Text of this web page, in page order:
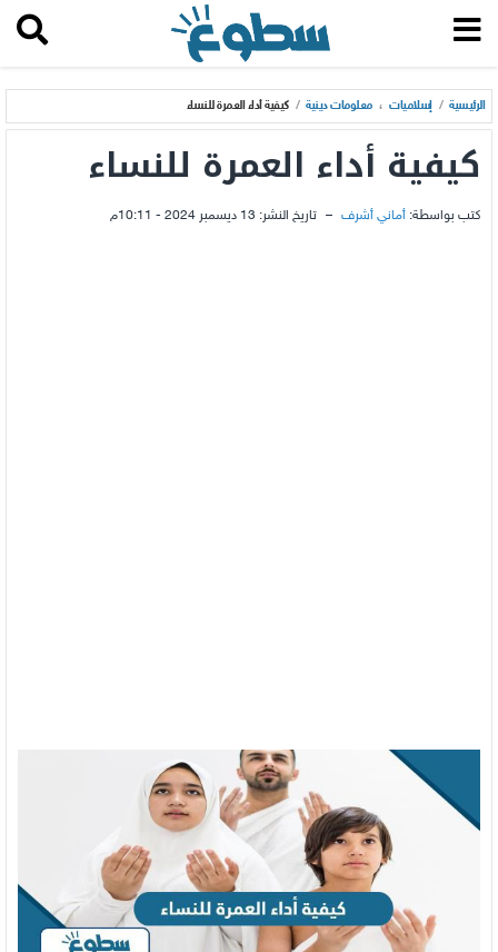
الرئيسية / إسلاميات ، معلومات دينية / كيفية أداء العمرة للنساء
كيفية أداء العمرة للنساء
كتب بواسطة: أماني أشرف – تاريخ النشر: 13 ديسمبر 2024 - 10:11م